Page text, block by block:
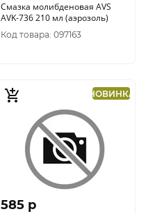
Смазка молибденовая AVS
AVK-736 210 мл (аэрозоль)
Код товара: 097163
НОВИНКА
585 p